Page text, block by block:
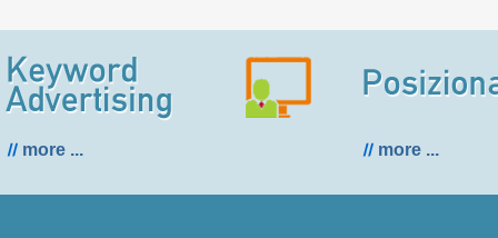
more ... more ...